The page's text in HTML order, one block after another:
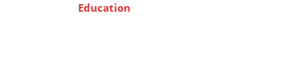
Education